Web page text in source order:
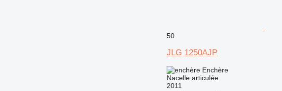
50
JLG 1250AJP
Enchère
Nacelle articulée
2011